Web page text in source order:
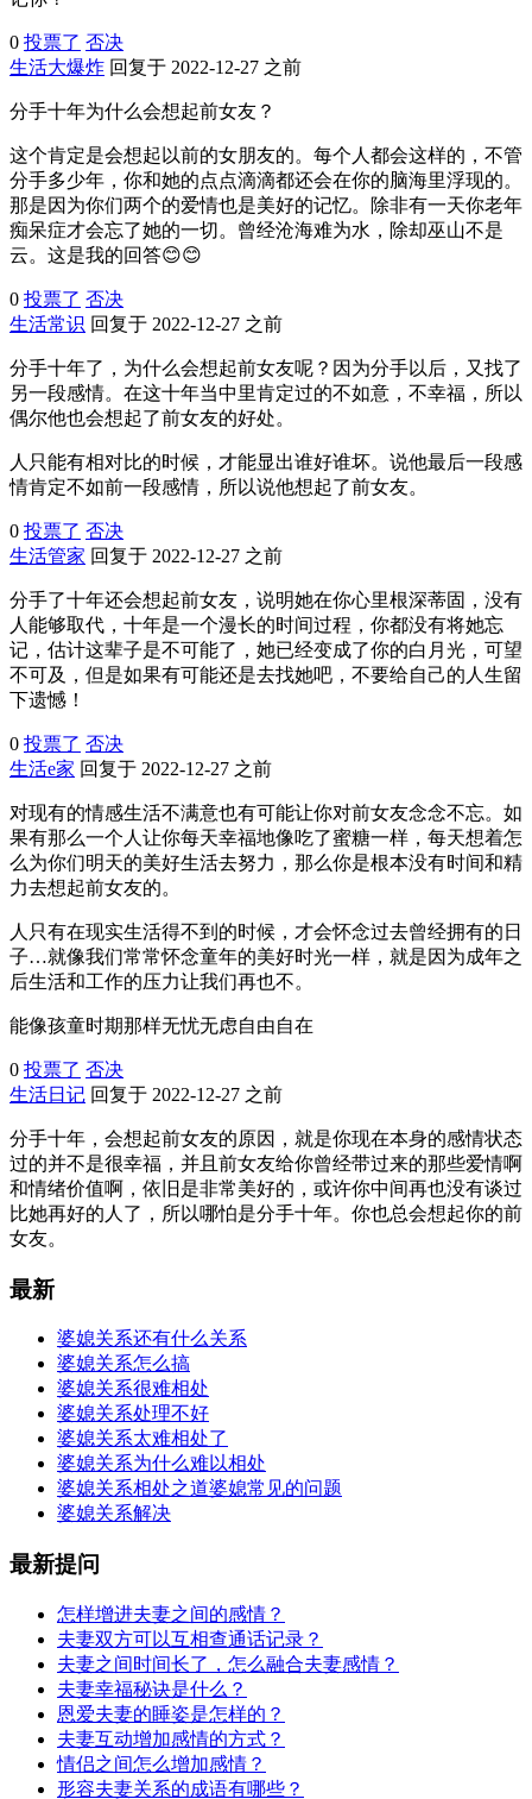
0 投票了 否决
生活大爆炸 回复于 2022-12-27 之前
分手十年为什么会想起前女友？
这个肯定是会想起以前的女朋友的。每个人都会这样的，不管
分手多少年，你和她的点点滴滴都还会在你的脑海里浮现的。
那是因为你们两个的爱情也是美好的记忆。除非有一天你老年
痴呆症才会忘了她的一切。曾经沧海难为水，除却巫山不是
云。这是我的回答😊😊
0 投票了 否决
生活常识 回复于 2022-12-27 之前
分手十年了，为什么会想起前女友呢？因为分手以后，又找了
另一段感情。在这十年当中里肯定过的不如意，不幸福，所以
偶尔他也会想起了前女友的好处。
人只能有相对比的时候，才能显出谁好谁坏。说他最后一段感
情肯定不如前一段感情，所以说他想起了前女友。
0 投票了 否决
生活管家 回复于 2022-12-27 之前
分手了十年还会想起前女友，说明她在你心里根深蒂固，没有
人能够取代，十年是一个漫长的时间过程，你都没有将她忘
记，估计这辈子是不可能了，她已经变成了你的白月光，可望
不可及，但是如果有可能还是去找她吧，不要给自己的人生留
下遗憾！
0 投票了 否决
生活e家 回复于 2022-12-27 之前
对现有的情感生活不满意也有可能让你对前女友念念不忘。如
果有那么一个人让你每天幸福地像吃了蜜糖一样，每天想着怎
么为你们明天的美好生活去努力，那么你是根本没有时间和精
力去想起前女友的。
人只有在现实生活得不到的时候，才会怀念过去曾经拥有的日
子…就像我们常常怀念童年的美好时光一样，就是因为成年之
后生活和工作的压力让我们再也不。
能像孩童时期那样无忧无虑自由自在
0 投票了 否决
生活日记 回复于 2022-12-27 之前
分手十年，会想起前女友的原因，就是你现在本身的感情状态
过的并不是很幸福，并且前女友给你曾经带过来的那些爱情啊
和情绪价值啊，依旧是非常美好的，或许你中间再也没有谈过
比她再好的人了，所以哪怕是分手十年。你也总会想起你的前
女友。
最新
婆媳关系还有什么关系
婆媳关系怎么搞
婆媳关系很难相处
婆媳关系处理不好
婆媳关系太难相处了
婆媳关系为什么难以相处
婆媳关系相处之道婆媳常见的问题
婆媳关系解决
最新提问
怎样增进夫妻之间的感情？
夫妻双方可以互相查通话记录？
夫妻之间时间长了，怎么融合夫妻感情？
夫妻幸福秘诀是什么？
恩爱夫妻的睡姿是怎样的？
夫妻互动增加感情的方式？
情侣之间怎么增加感情？
形容夫妻关系的成语有哪些？